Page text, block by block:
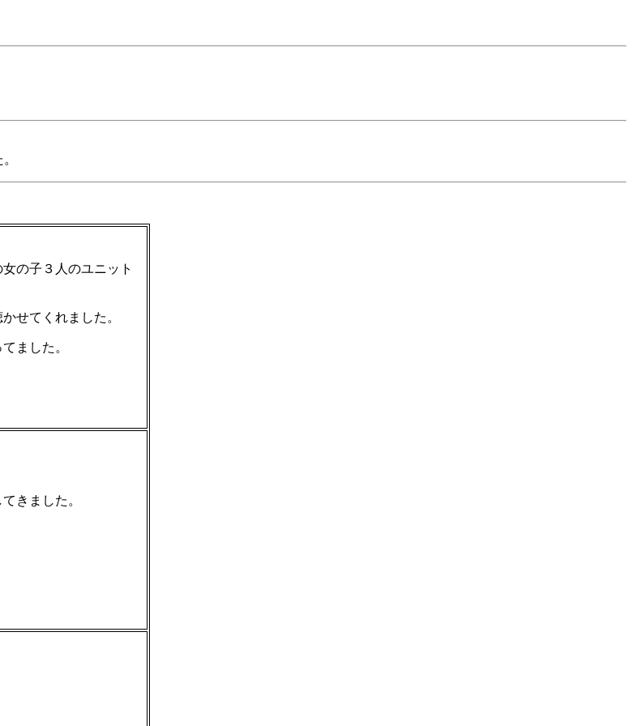
の子３人のユニット
せてくれました。
ました。
きました。